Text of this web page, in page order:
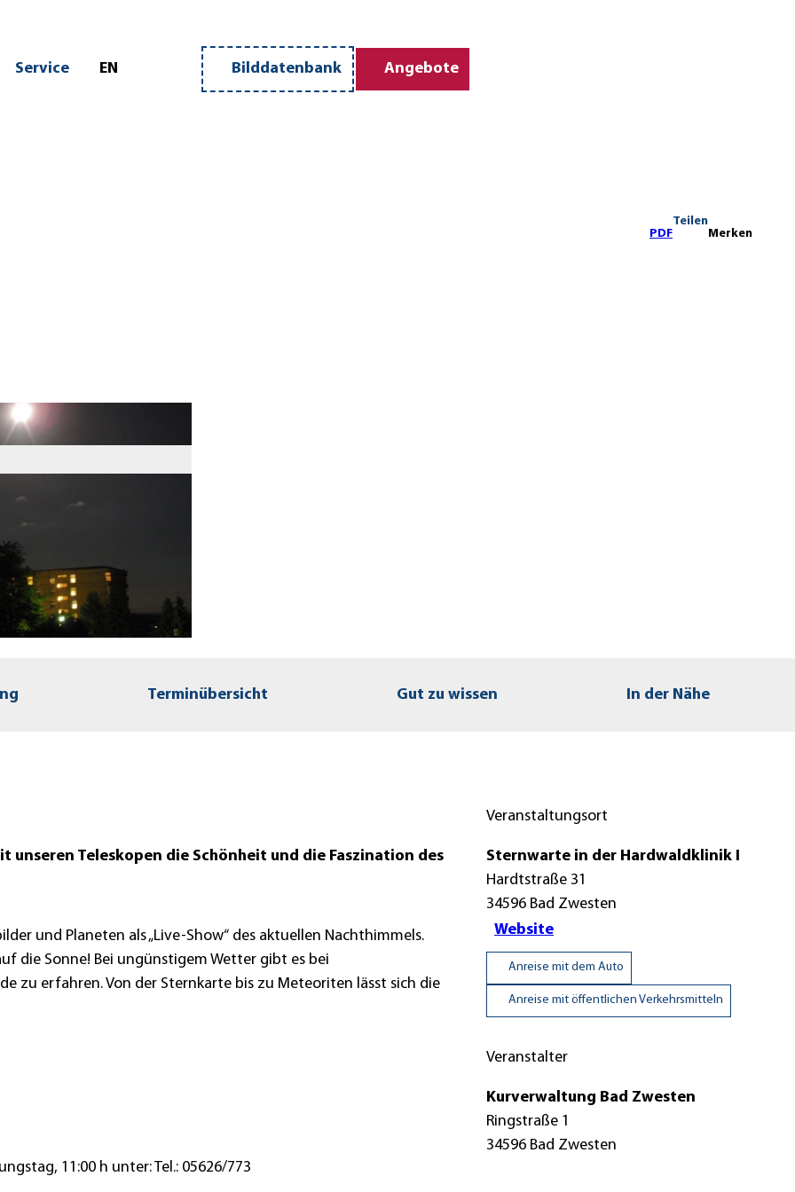
Service EN
Merkzettel
Suche
Bilddatenbank Angebote
PDF
Teilen
Merken
Terminübersicht Gut zu wissen In der Nähe
unseren Teleskopen die Schönheit und die Faszination des
und Planeten als „Live-Show“ des aktuellen Nachthimmels.
die Sonne! Bei ungünstigem Wetter gibt es bei
zu erfahren. Von der Sternkarte bis zu Meteoriten lässt sich die
11:00 h unter: Tel.: 05626/773
Veranstaltungsort
Sternwarte in der Hardwaldklinik I
Hardtstraße 31
34596 Bad Zwesten
Website
Anreise mit dem Auto
Anreise mit öffentlichen Verkehrsmitteln
Veranstalter
Kurverwaltung Bad Zwesten
Ringstraße 1
34596 Bad Zwesten